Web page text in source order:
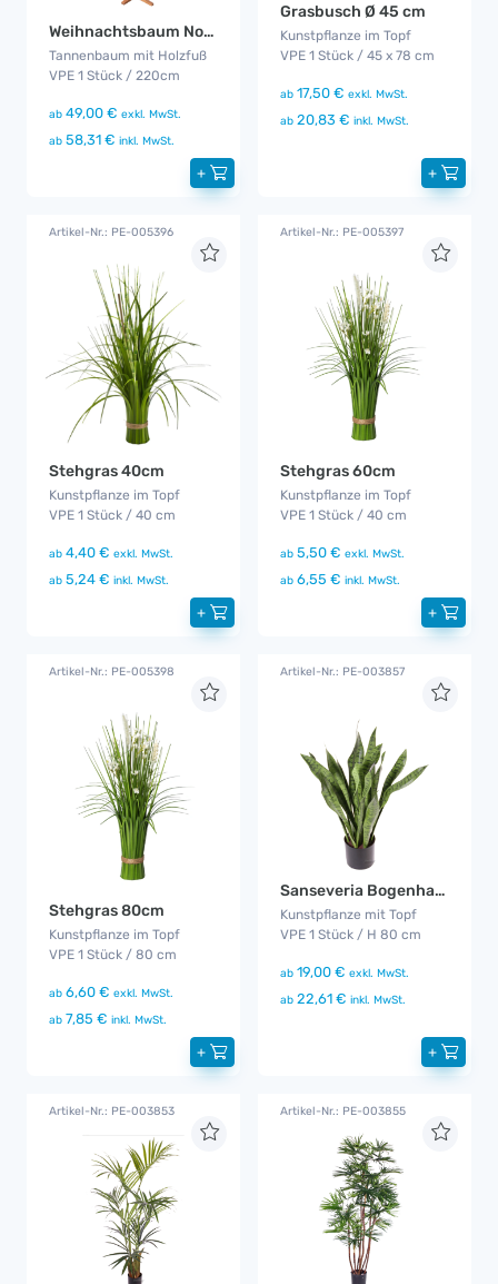
Weihnachtsbaum Nordmanntanne
Tannenbaum mit Holzfuß
VPE 1 Stück / 220cm
ab 49,00 € exkl. MwSt.
ab 58,31 € inkl. MwSt.
+
Grasbusch Ø 45 cm
Kunstpflanze im Topf
VPE 1 Stück / 45 x 78 cm
ab 17,50 € exkl. MwSt.
ab 20,83 € inkl. MwSt.
+
Artikel-Nr.: PE-005396
Stehgras 40cm
Kunstpflanze im Topf
VPE 1 Stück / 40 cm
ab 4,40 € exkl. MwSt.
ab 5,24 € inkl. MwSt.
+
Artikel-Nr.: PE-005397
Stehgras 60cm
Kunstpflanze im Topf
VPE 1 Stück / 40 cm
ab 5,50 € exkl. MwSt.
ab 6,55 € inkl. MwSt.
+
Artikel-Nr.: PE-005398
Stehgras 80cm
Kunstpflanze im Topf
VPE 1 Stück / 80 cm
ab 6,60 € exkl. MwSt.
ab 7,85 € inkl. MwSt.
+
Artikel-Nr.: PE-003857
Sanseveria Bogenhanf Pflanze
Kunstpflanze mit Topf
VPE 1 Stück / H 80 cm
ab 19,00 € exkl. MwSt.
ab 22,61 € inkl. MwSt.
+
Artikel-Nr.: PE-003853 Artikel-Nr.: PE-003855